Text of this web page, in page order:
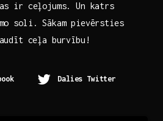
ir ceļojums. Un katrs
soli. ‍Sākam pievērsties
ceļa burvību!
Dalies Twitter